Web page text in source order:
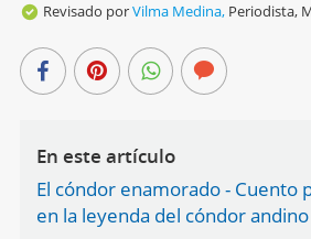
Revisado porVilma Medina, Periodista,
En este artículo
El cóndor enamorado - Cuento
en la leyenda del cóndor andino